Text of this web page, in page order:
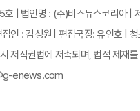
| 법인명 : (주)비즈뉴스코리아
인 : 김성원 | 편집국장: 유인호 |
저작권법에 저촉되며, 법적 제재
enews.com